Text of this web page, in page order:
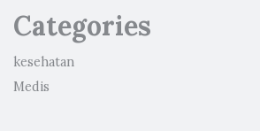
Categories
kesehatan
Medis